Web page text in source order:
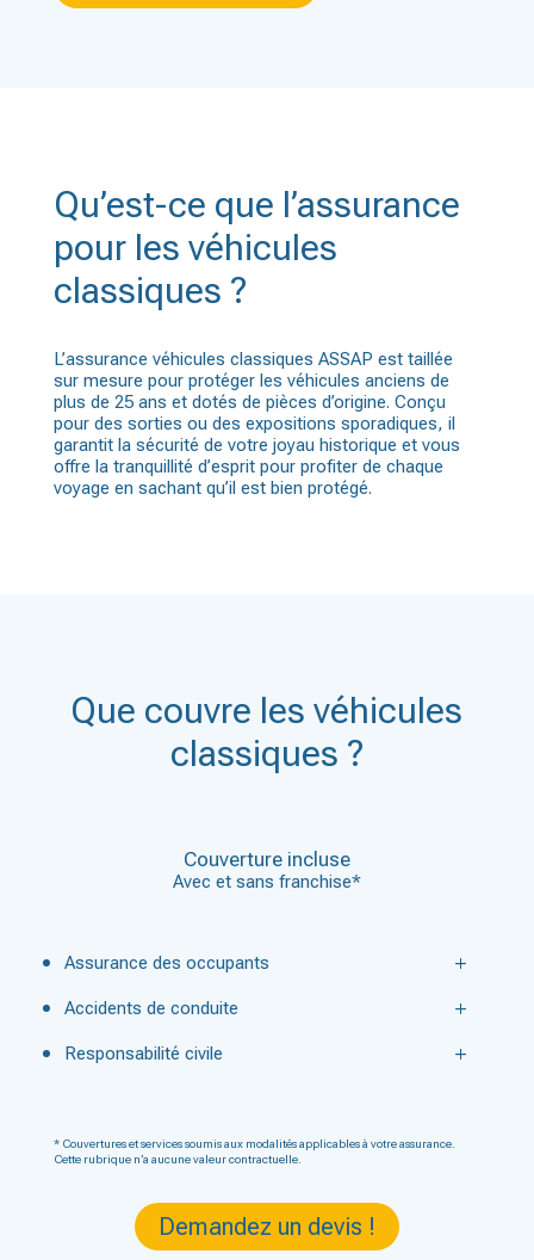
Qu’est-ce que l’assurance
pour les véhicules
classiques ?
L’assurance véhicules classiques ASSAP est taillée
sur mesure pour protéger les véhicules anciens de
plus de 25 ans et dotés de pièces d’origine. Conçu
pour des sorties ou des expositions sporadiques, il
garantit la sécurité de votre joyau historique et vous
offre la tranquillité d’esprit pour profiter de chaque
voyage en sachant qu’il est bien protégé.
Que couvre les véhicules
classiques ?
Couverture incluse
Avec et sans franchise*
Assurance des occupants
Accidents de conduite
Responsabilité civile
* Couvertures et services soumis aux modalités applicables à votre assurance.
Cette rubrique n’a aucune valeur contractuelle.
Demandez un devis !